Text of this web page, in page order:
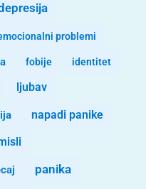
problemi
fobije identitet
ljubav
napadi panike
panika